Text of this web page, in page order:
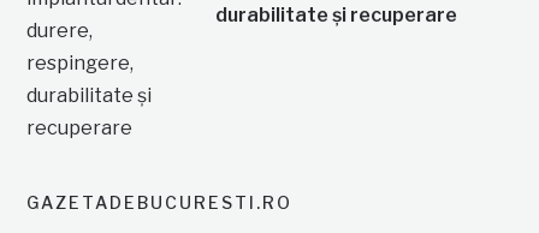
durabilitate și recuperare
GAZETADEBUCURESTI.RO